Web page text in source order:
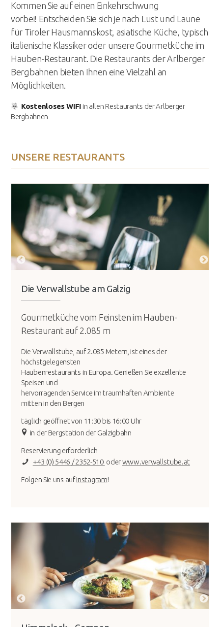
Kommen Sie auf einen Einkehrschwung
vorbei! Entscheiden Sie sich je nach Lust und Laune
für Tiroler Hausmannskost, asiatische Küche, typisch
italienische Klassiker oder unsere Gourmetküche im
Hauben-Restaurant. Die Restaurants der Arlberger
Bergbahnen bieten Ihnen eine Vielzahl an
Möglichkeiten.
Kostenloses WIFI in allen Restaurants der Arlberger
Bergbahnen
UNSERE RESTAURANTS
Die Verwallstube am Galzig
Gourmetküche vom Feinsten im Hauben-
Restaurant auf 2.085 m
Die Verwallstube, auf 2.085 Metern, ist eines der
höchstgelegensten
Haubenrestaurants in Europa. Genießen Sie exzellente
Speisen und
hervorragenden Service im traumhaften Ambiente
mitten in den Bergen
täglich geöffnet von 11:30 bis 16:00 Uhr
in der Bergstation der Galzigbahn
Reservierung erforderlich
+43 (0) 5446 / 2352-510 oderwww.verwallstube.at
Folgen Sie uns aufInstagram!